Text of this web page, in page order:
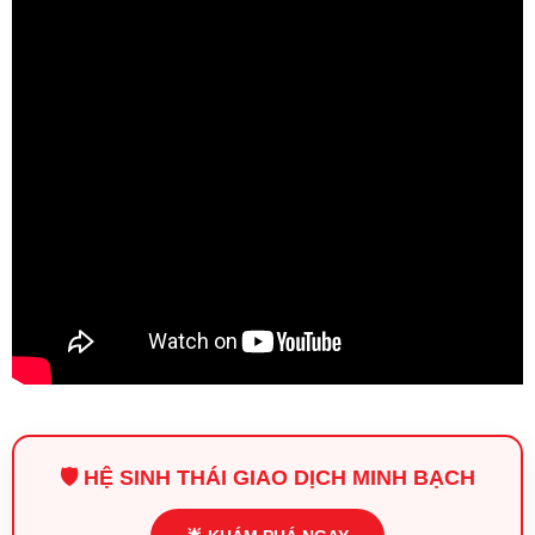
🛡️ HỆ SINH THÁI GIAO DỊCH MINH BẠCH